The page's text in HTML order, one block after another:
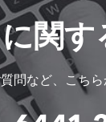
関す
問など、こちら